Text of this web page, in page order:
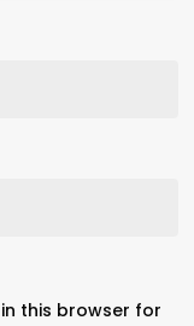
this browser for